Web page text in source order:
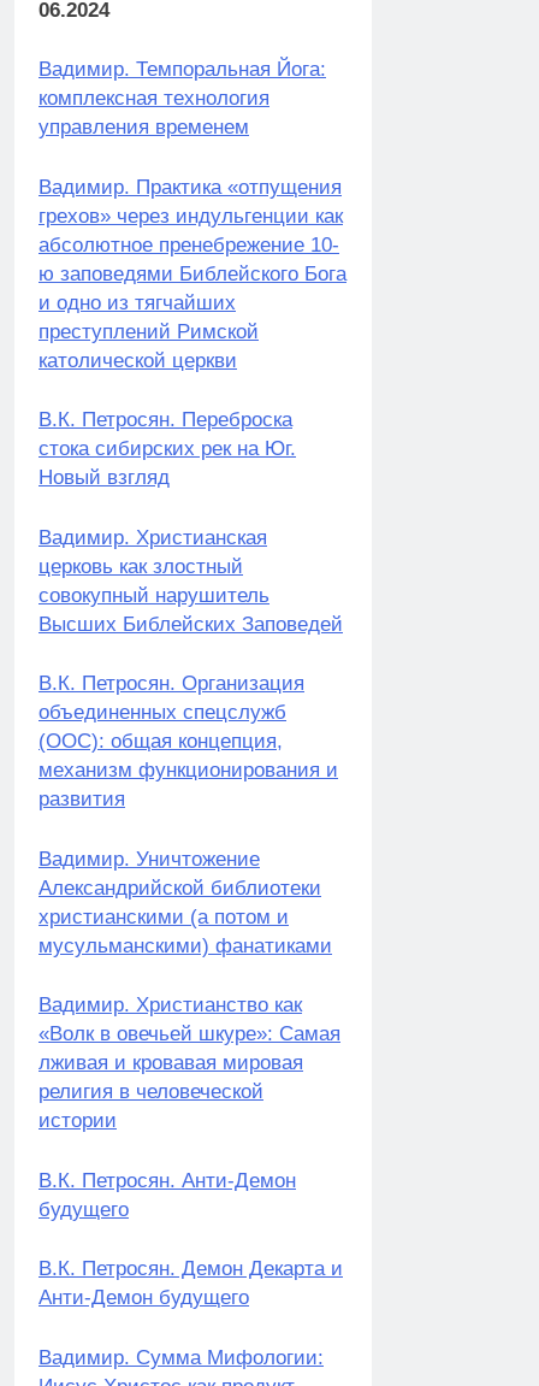
06.2024
Вадимир. Темпоральная Йога:
комплексная технология
управления временем
Вадимир. Практика «отпущения
грехов» через индульгенции как
абсолютное пренебрежение 10-
ю заповедями Библейского Бога
и одно из тягчайших
преступлений Римской
католической церкви
В.К. Петросян. Переброска
стока сибирских рек на Юг.
Новый взгляд
Вадимир. Христианская
церковь как злостный
совокупный нарушитель
Высших Библейских Заповедей
В.К. Петросян. Организация
объединенных спецслужб
(ООС): общая концепция,
механизм функционирования и
развития
Вадимир. Уничтожение
Александрийской библиотеки
христианскими (а потом и
мусульманскими) фанатиками
Вадимир. Христианство как
«Волк в овечьей шкуре»: Самая
лживая и кровавая мировая
религия в человеческой
истории
В.К. Петросян. Анти-Демон
будущего
В.К. Петросян. Демон Декарта и
Анти-Демон будущего
Вадимир. Сумма Мифологии: